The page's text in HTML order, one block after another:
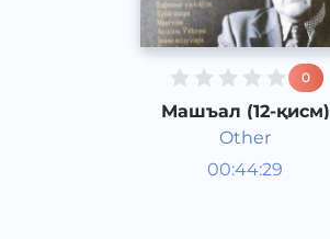
0
Машъал (12-қисм)
Other
00:44:29
Ўзбек адабиёти